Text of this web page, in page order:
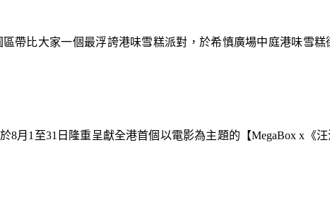
帶比大家一個最浮誇港味雪糕派對，於希慎廣場中庭港味雪
8月1至31日隆重呈獻全港首個以電影為主題的【MegaBox x《